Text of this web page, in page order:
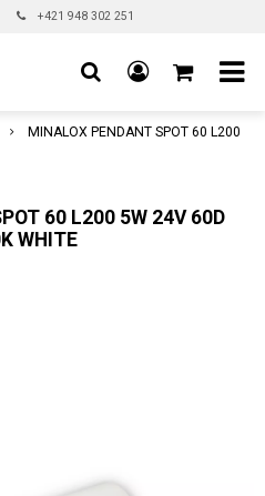
+421 948 302 251
MINALOX PENDANT SPOT 60 L200
60 L200 5W 24V 60D
WHITE